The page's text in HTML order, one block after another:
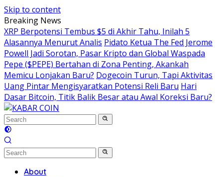
Skip to content
Breaking News
XRP Berpotensi Tembus $5 di Akhir Tahu, Inilah 5
Alasannya Menurut Analis Pidato Ketua The Fed Jerome
Powell Jadi Sorotan, Pasar Kripto dan Global Waspada
Pepe ($PEPE) Bertahan di Zona Penting, Akankah
Memicu Lonjakan Baru? Dogecoin Turun, Tapi Aktivitas
Uang Pintar Mengisyaratkan Potensi Reli Baru Hari
Dasar Bitcoin, Titik Balik Besar atau Awal Koreksi Baru?
About